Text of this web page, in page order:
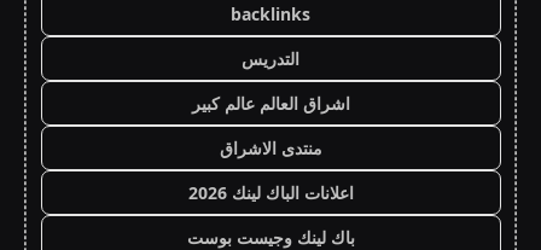
backlinks
التدريس
اشراق العالم عالم كبير
منتدى الاشراق
اعلانات الباك لينك 2026
باك لينك وجيست بوست